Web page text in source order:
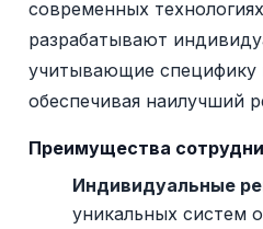
современных
разрабатывают
учитывающие специфику
обеспечивая наилучший
Преимущества
Индивидуальные
уникальных систем